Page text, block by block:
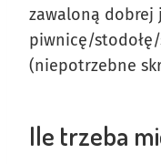
zawaloną dobrej
piwnicę/
(niepotrzebne
Ile trzeba